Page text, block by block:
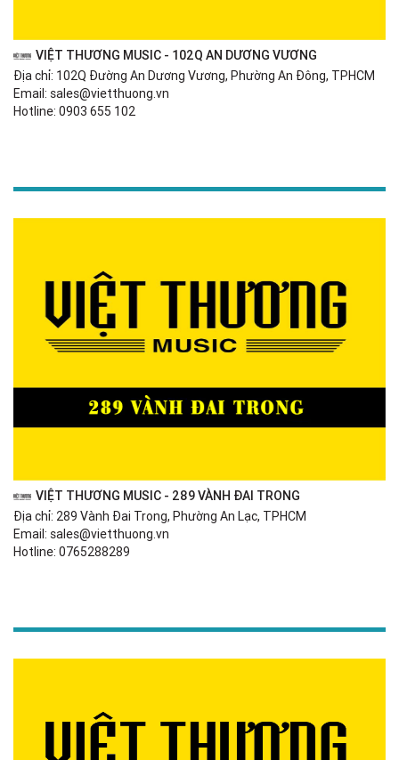
VIỆT THƯƠNG MUSIC - 102Q AN DƯƠNG VƯƠNG
Địa chỉ: 102Q Đường An Dương Vương, Phường An Đông, TPHCM
Email: sales@vietthuong.vn
Hotline: 0903 655 102
VIỆT THƯƠNG MUSIC - 289 VÀNH ĐAI TRONG
Địa chỉ: 289 Vành Đai Trong, Phường An Lạc, TPHCM
Email: sales@vietthuong.vn
Hotline: 0765288289